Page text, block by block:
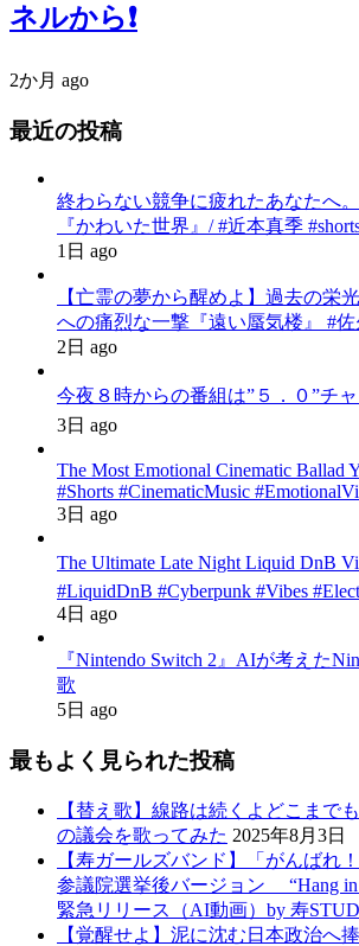
ネルから❗️
2か月 ago
最近の投稿
終わらない競争に疲れたあなたへ
『かわいた世界』/ #近本真季
1日 ago
【亡霊の夢から醒めよ】過去の栄
への痛烈な一撃『遠い蜃気楼』 #佐
2日 ago
今夜８時からの番組は”５．０”チャ
3日 ago
The Most Emotional Cinematic Ballad
#Shorts #CinematicMusic
3日 ago
The Ultimate Late Night Liquid DnB
#LiquidDnB #Cyberpunk #Vibes
4日 ago
『Nintendo Switch 2』AIが考えた
歌
5日 ago
最もよく見られた投稿
【替え歌】線路は続くよどこまで
の議会を歌ってみた 2025年8月3日
【寿ガールズバンド】「がんばれ
参議院選挙後バージョン “Hang in
緊急リリース（AI動画）by 寿
【覚醒せよ】泥に沈む日本政治へ